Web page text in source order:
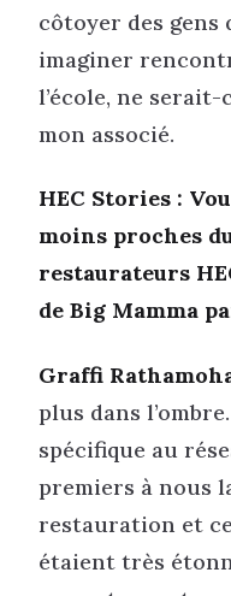
côtoyer des gens
imaginer
l’école, ne
mon associé.
HEC Stories :
moins proches
restaurateurs
de Big Mamma
Graffi
plus dans
spécifique au
premiers à nous
restauration et
étaient très